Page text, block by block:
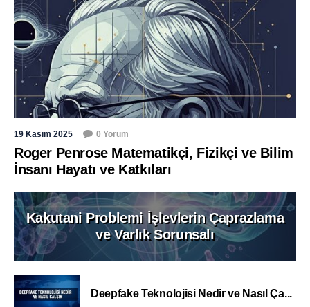
19 Kasım 2025 0 Yorum
Roger Penrose Matematikçi, Fizikçi ve Bilim
İnsanı Hayatı ve Katkıları
Kakutani Problemi İşlevlerin Çaprazlama
ve Varlık Sorunsalı
Deepfake Teknolojisi Nedir ve Nasıl Ça...